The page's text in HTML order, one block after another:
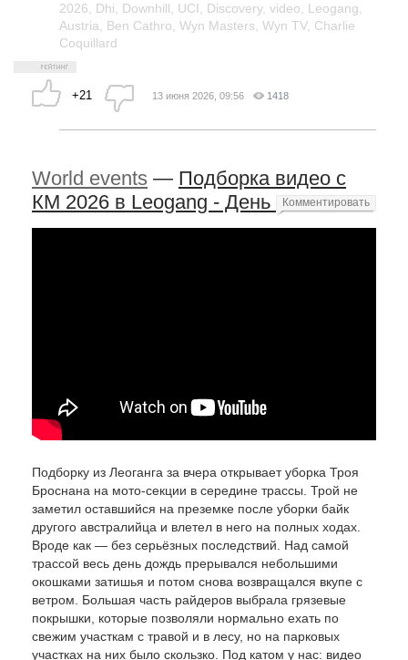
2026
Dhi Downhill UCI Discovery, video Leogang
Austria
Ben Cathro Wyn Masters Wyn TV, Charlie
Coquillard
+21 13 июня 2026, 09:56 1418
World events — Подборка видео с
КМ 2026 в Leogang - День 2
Подборку из Леоганга за вчера открывает уборка Троя
Броснана на мото-секции в середине трассы. Трой не
заметил оставшийся на преземке после уборки байк
другого австралийца и влетел в него на полных ходах.
Вроде как — без серьёзных последствий. Над самой
трассой весь день дождь прерывался небольшими
окошками затишья и потом снова возвращался вкупе с
ветром. Большая часть райдеров выбрала грязевые
покрышки, которые позволяли нормально ехать по
свежим участкам с травой и в лесу, но на парковых
участках на них было скользко. Под катом у нас: видео
Комментировать